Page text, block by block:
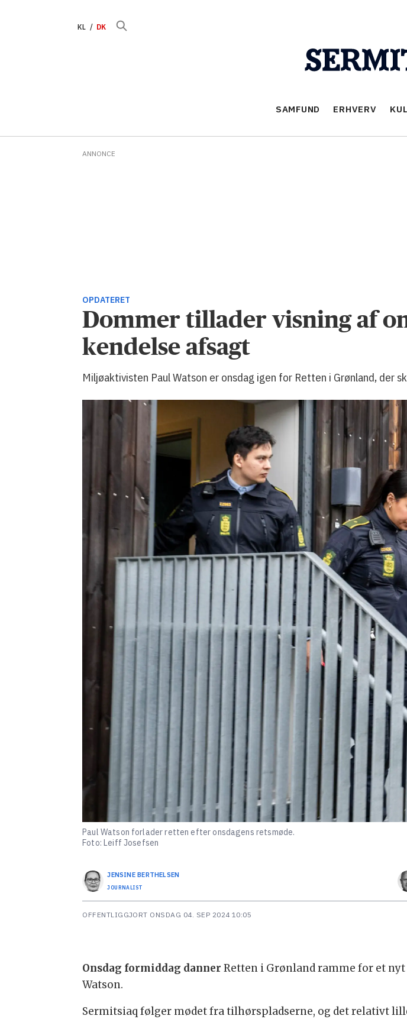
KL DK
SAMFUND ERHVERV
ANNONCE
OPDATERET
Dommer tillader visning af
kendelse afsagt
Miljøaktivisten Paul Watson er onsdag igen for Retten i Grønland, der
Paul Watson forlader retten efter onsdagens retsmøde.
Foto: Leiff Josefsen
JENSINE BERTHELSEN
JOURNALIST
OFFENTLIGGJORT ONSDAG 04. SEP 2024 10:05
Onsdag formiddag danner Retten i Grønland ramme for et
Watson.
Sermitsiaq følger mødet fra tilhørspladserne, og det relativt